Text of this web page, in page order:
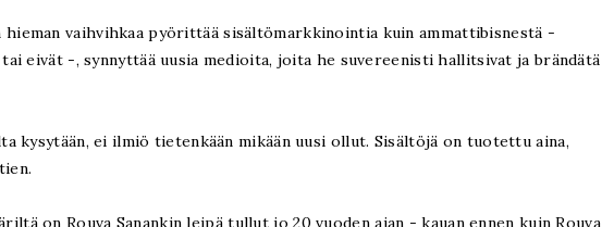
hieman vaihvihkaa pyörittää sisältömarkkinointia kuin ammattibisnestä -
eivät -, synnyttää uusia medioita, joita he suvereenisti hallitsivat ja brändätä
kysytään, ei ilmiö tietenkään mikään uusi ollut. Sisältöjä on tuotettu aina,
on Rouva Sanankin leipä tullut jo 20 vuoden ajan - kauan ennen kuin Rouva